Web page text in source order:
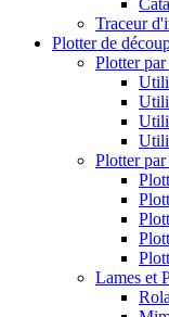
Traceur
Plotter de
Plotter
Plotter
Lames et